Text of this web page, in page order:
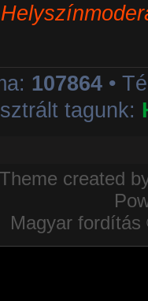
107864 •
tagunk:
Theme created
Magyar